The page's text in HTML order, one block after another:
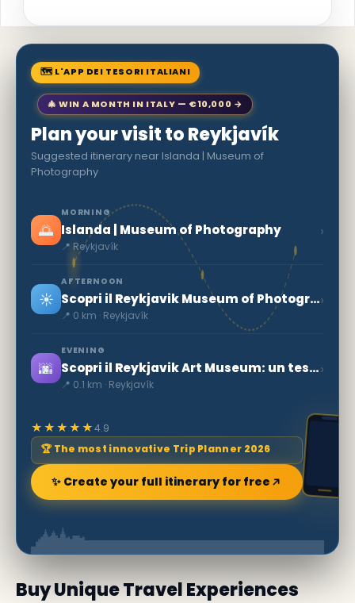
🗺 L'APP DEI TESORI ITALIANI
🎄 WIN A MONTH IN ITALY — €10,000 →
Plan your visit to Reykjavík
Suggested itinerary near Islanda | Museum of
Photography
🌅
MORNING
Islanda | Museum of Photography
📍 Reykjavík
›
☀️
AFTERNOON
Scopri il Reykjavik Museum of Photography: un viaggio nella cultura islandese
📍 0 km · Reykjavík
›
🌆
EVENING
Scopri il Reykjavik Art Museum: un tesoro culturale in Islanda
📍 0.1 km · Reykjavík
›
★★★★★4.9
🏆 The most innovative Trip Planner 2026
✨ Create your full itinerary for free
Buy Unique Travel Experiences